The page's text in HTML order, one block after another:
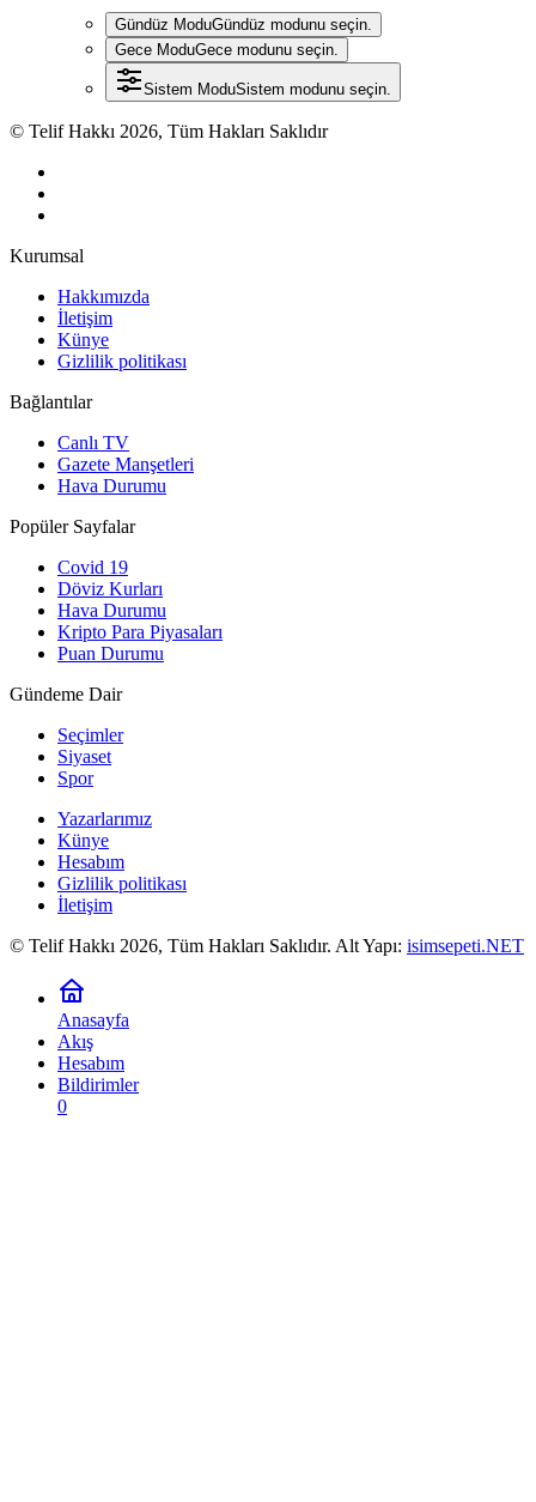
Gündüz ModuGündüz modunu seçin.
Gece ModuGece modunu seçin.
Sistem ModuSistem modunu seçin.
© Telif Hakkı 2026, Tüm Hakları Saklıdır
Kurumsal
Hakkımızda
İletişim
Künye
Gizlilik politikası
Bağlantılar
Canlı TV
Gazete Manşetleri
Hava Durumu
Popüler Sayfalar
Covid 19
Döviz Kurları
Hava Durumu
Kripto Para Piyasaları
Puan Durumu
Gündeme Dair
Seçimler
Siyaset
Spor
Yazarlarımız
Künye
Hesabım
Gizlilik politikası
İletişim
© Telif Hakkı 2026, Tüm Hakları Saklıdır. Alt Yapı: isimsepeti.NET
Anasayfa
Akış
Hesabım
Bildirimler
0